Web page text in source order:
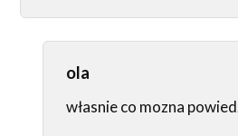
ola
własnie co mozna